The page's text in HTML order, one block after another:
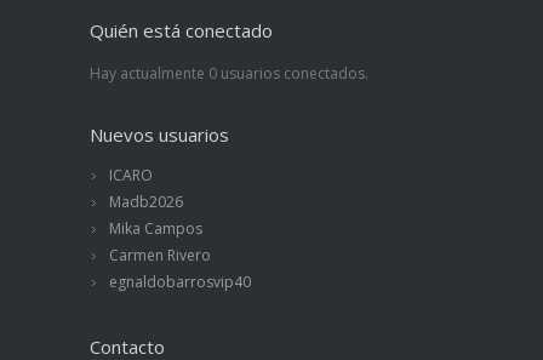
Quién está conectado
Hay actualmente 0 usuarios conectados.
Nuevos usuarios
ICARO
Madb2026
Mika Campos
Carmen Rivero
egnaldobarrosvip40
Contacto